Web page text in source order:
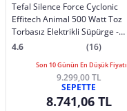
Tefal Silence Force Cyclonic
Effitech Animal 500 Watt Toz
Torbasız Elektrikli Süpürge -
2211401265
4.6 (16)
Son 10 Günün En Düşük Fiyatı
9.299,00 TL
SEPETTE
8.741,06 TL